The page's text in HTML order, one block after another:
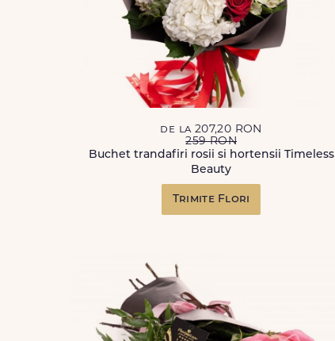
de la 207,20 RON
259 RON
Buchet trandafiri rosii si hortensii Timeless
Beauty
Trimite Flori